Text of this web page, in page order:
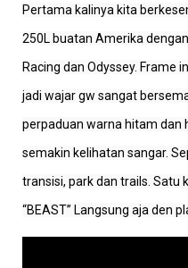
Pertama kalinya kita
250L buatan Amerika
Racing dan Odyssey. Frame
jadi wajar gw sangat
perpaduan warna hitam dan
semakin kelihatan sangar.
transisi, park dan trails. Satu
“BEAST” Langsung aja den